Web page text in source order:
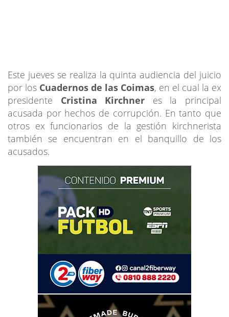
Este jueves se realiza la quinta audiencia del juicio
por los Cuadernos de las Coimas, en el cual la ex
presidente Cristina Kirchner es la principal
acusada por hechos de corrupción. En tanto que
otros ex funcionarios de la gestión kirchnerista
también se encuentran en el banquillo de los
acusados.